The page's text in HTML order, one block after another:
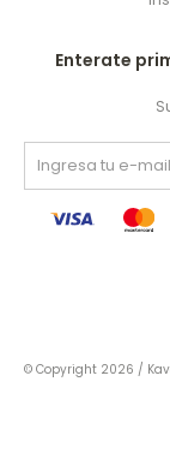
Enterate
© Copyright 2026 /